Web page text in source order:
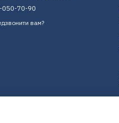
050-70-90
вам?